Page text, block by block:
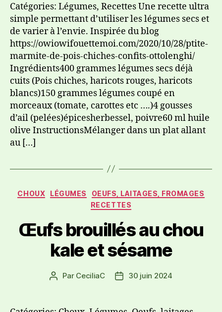
Catégories: Légumes, Recettes Une recette ultra
simple permettant d’utiliser les légumes secs et
de varier à l’envie. Inspirée du blog
https://owiowifouettemoi.com/2020/10/28/ptite-
marmite-de-pois-chiches-confits-ottolenghi/
Ingrédients400 grammes légumes secs déjà
cuits (Pois chiches, haricots rouges, haricots
blancs)150 grammes légumes coupé en
morceaux (tomate, carottes etc ….)4 gousses
d’ail (pelées)épicesherbessel, poivre60 ml huile
olive InstructionsMélanger dans un plat allant
au […]
CHOUX LÉGUMES
OEUFS, LAITAGES, FROMAGES
RECETTES
Œufs brouillés au chou
kale et sésame
Par CeciliaC 30 juin 2024